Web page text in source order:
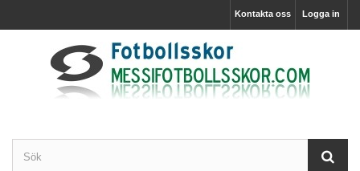
Logga in
Kontakta oss